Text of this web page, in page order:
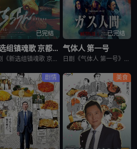
已完结
新选组镇魂歌 京都决战篇
日剧《新选组镇魂歌 京都决战篇》又名：ちるらん 新撰組鎮魂歌 配信ドラマ,ちるらん 新撰組鎮魂歌 京都決戦篇，讲述了：幕末的江户，终日打架斗殴、被称作“刺头”的土方岁三，与近藤勇、山南敬助、冲田总司等
已完结
气体人 第一号
日剧《气体人 第一号》又名：气体人第一号,气体人 第1号,气体人,Human Vapor,ガス人間，讲述了：冈本贤治（小栗旬 饰）是一位停职中的刑警，受命追查造成一连串离奇命案的罪魁祸首。一切始于一位
剧情 美食